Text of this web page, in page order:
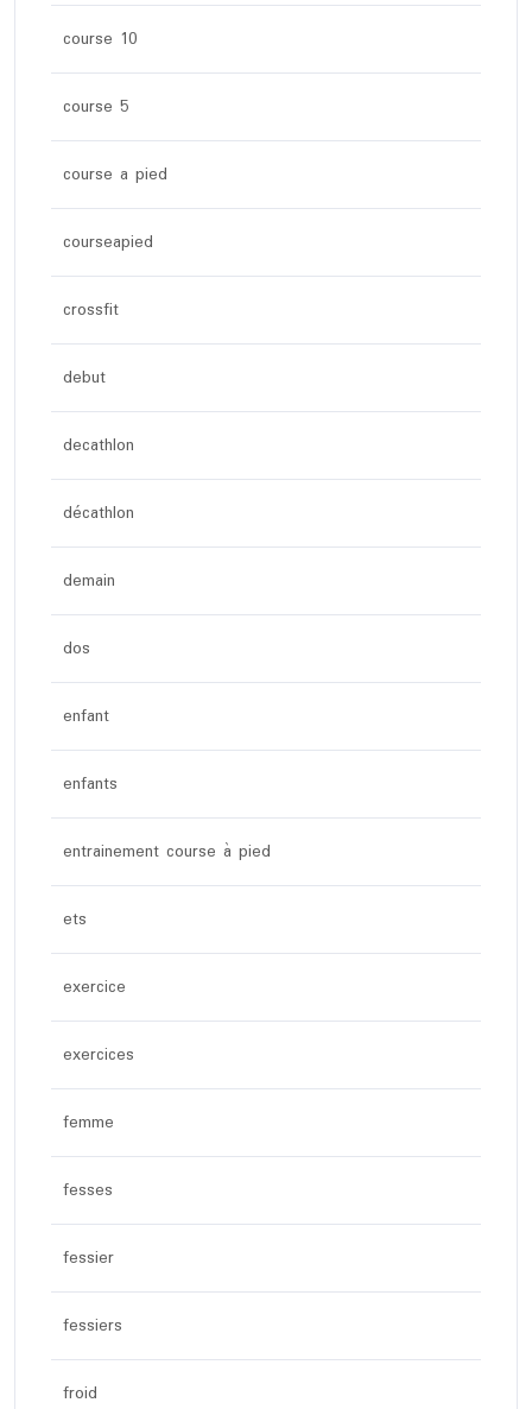
course 10
course 5
course a pied
courseapied
crossfit
debut
decathlon
décathlon
demain
dos
enfant
enfants
entrainement course à pied
ets
exercice
exercices
femme
fesses
fessier
fessiers
froid